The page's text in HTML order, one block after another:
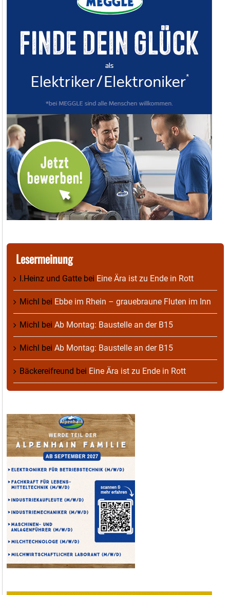
Lesermeinung
I.Heinz und Gatte bei Eine Ära ist zu Ende in Rott
Michl bei Ebbe im Rhein – grauebraune Fluten im Inn
Michl bei Ab Montag: Baustelle an der B15
Michl bei Ab Montag: Baustelle an der B15
Bäckereifreund bei Eine Ära ist zu Ende in Rott